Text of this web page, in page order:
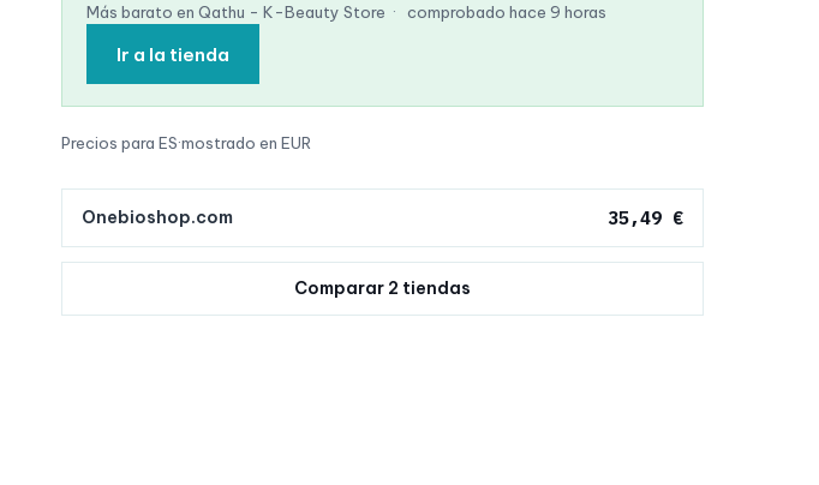
Más barato en Qathu - K-Beauty Store · comprobado hace 9 horas
Ir a la tienda
Precios para ES·mostrado en EUR
Onebioshop.com 35,49 €
Comparar 2 tiendas